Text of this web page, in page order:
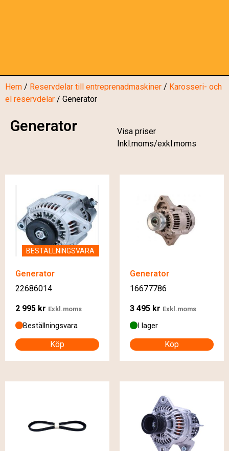
Hem / Reservdelar till entreprenadmaskiner / Karosseri- och
el reservdelar / Generator
Generator
Visa priser
Inkl.moms/exkl.moms
BESTÄLLNINGSVARA
Generator
22686014
2 995 kr Exkl.moms
Beställningsvara
Köp
Generator
16677786
3 495 kr Exkl.moms
I lager
Köp